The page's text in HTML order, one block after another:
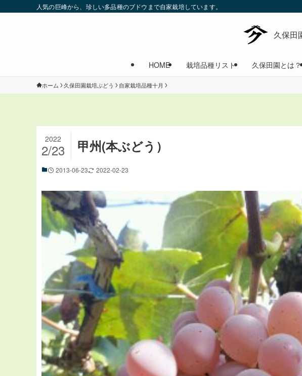
人気の巨峰から、珍しい多品種のブドウまで自家栽培しています。
HOME 栽培品種リスト 久保田園とは？
ホーム 久保田園栽培ぶどう 自家栽培品種十月
甲州(本ぶどう）
2022
2/23
2013-06-23 2022-02-23